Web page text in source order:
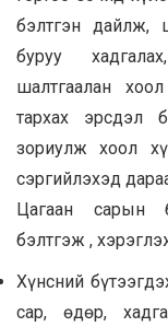
бэлтгэн дайлж,
буруу
шалтгаалан
тархах эрсдэл
зориулж хоол
сэргийлэхэд
Цагаан сарын
бэлтгэж ,
Хүнсний
сар, өдөр,